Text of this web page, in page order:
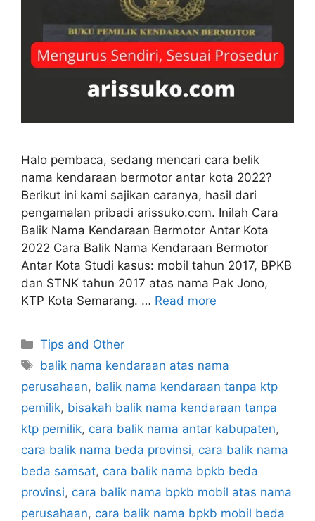
Halo pembaca, sedang mencari cara belik
nama kendaraan bermotor antar kota 2022?
Berikut ini kami sajikan caranya, hasil dari
pengamalan pribadi arissuko.com. Inilah Cara
Balik Nama Kendaraan Bermotor Antar Kota
2022 Cara Balik Nama Kendaraan Bermotor
Antar Kota Studi kasus: mobil tahun 2017, BPKB
dan STNK tahun 2017 atas nama Pak Jono,
KTP Kota Semarang. … Read more
Categories
Tips and Other
Tags
balik nama kendaraan atas nama
perusahaan, balik nama kendaraan tanpa ktp
pemilik, bisakah balik nama kendaraan tanpa
ktp pemilik, cara balik nama antar kabupaten,
cara balik nama beda provinsi, cara balik nama
beda samsat, cara balik nama bpkb beda
provinsi, cara balik nama bpkb mobil atas nama
perusahaan, cara balik nama bpkb mobil beda